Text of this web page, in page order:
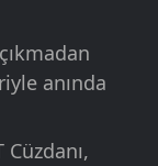
anında
Cüzdanı,